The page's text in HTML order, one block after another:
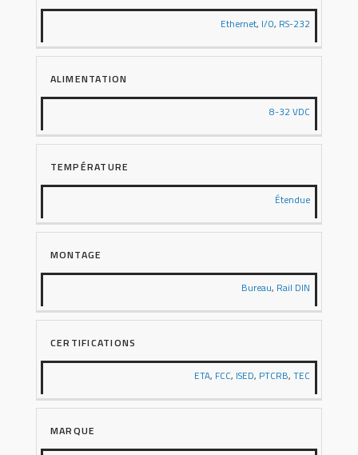
Ethernet, I/O, RS-232
ALIMENTATION
8-32 VDC
TEMPÉRATURE
Étendue
MONTAGE
Bureau, Rail DIN
CERTIFICATIONS
ETA, FCC, ISED, PTCRB,TEC
MARQUE